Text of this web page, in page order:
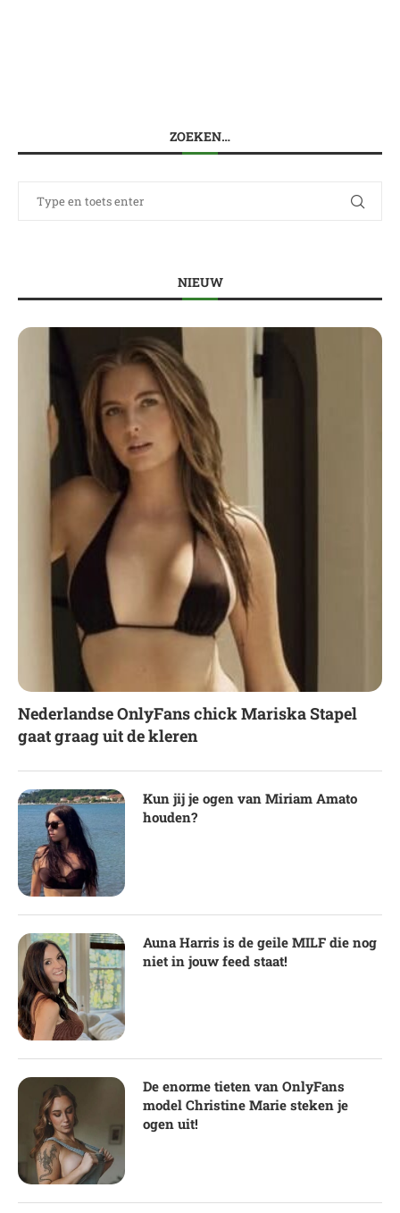
ZOEKEN…
NIEUW
Nederlandse OnlyFans chick Mariska Stapel
gaat graag uit de kleren
Kun jij je ogen van Miriam Amato
houden?
Auna Harris is de geile MILF die nog
niet in jouw feed staat!
De enorme tieten van OnlyFans
model Christine Marie steken je
ogen uit!